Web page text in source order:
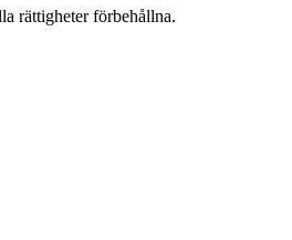
rättigheter förbehållna.